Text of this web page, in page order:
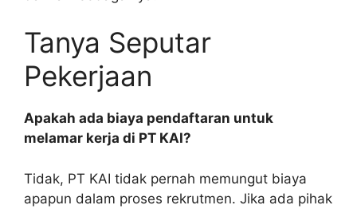
Tanya Seputar
Pekerjaan
Apakah ada biaya pendaftaran untuk
melamar kerja di PT KAI?
Tidak, PT KAI tidak pernah memungut biaya
apapun dalam proses rekrutmen. Jika ada pihak